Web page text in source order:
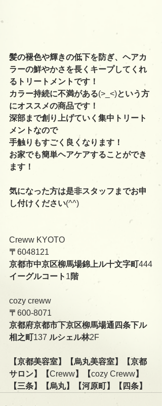
髪の褪色や輝きの低下を防ぎ、ヘアカ
ラーの鮮やかさを長くキープしてくれ
るトリートメントです！
カラー持続に不満がある(>_<)という方
にオススメの商品です！
深部まで創り上げていく集中トリート
メントなので
手触りもすごく良くなります！
お家でも簡単ヘアケアすることができ
ます！
気になった方は是非スタッフまでお申
し付けください(^^)
Creww KYOTO
〒 6048121
京都市中京区柳馬場錦上ル十文字町444
イーグルコート 1階
cozy creww
〒 600-8071
京都府京都市下京区柳馬場通四条下ル
相之町137 ルシェル林2F
【京都美容室】【烏丸美容室】【京都
サロン】【Creww】【cozy Creww】
【三条】【烏丸】【河原町】【四条】